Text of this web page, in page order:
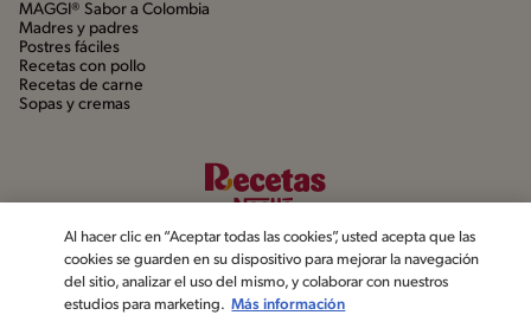
MAGGI® Sabor a Colombia
Madres y padres
Postres fáciles
Recetas con pollo
Recetas de carne
Sopas y cremas
©2022, Nestlé. Marcas registradas por Société dels Produits Nestlé,
Al hacer clic en “Aceptar todas las cookies”, usted acepta que las
cookies se guarden en su dispositivo para mejorar la navegación
del sitio, analizar el uso del mismo, y colaborar con nuestros
estudios para marketing. Más información